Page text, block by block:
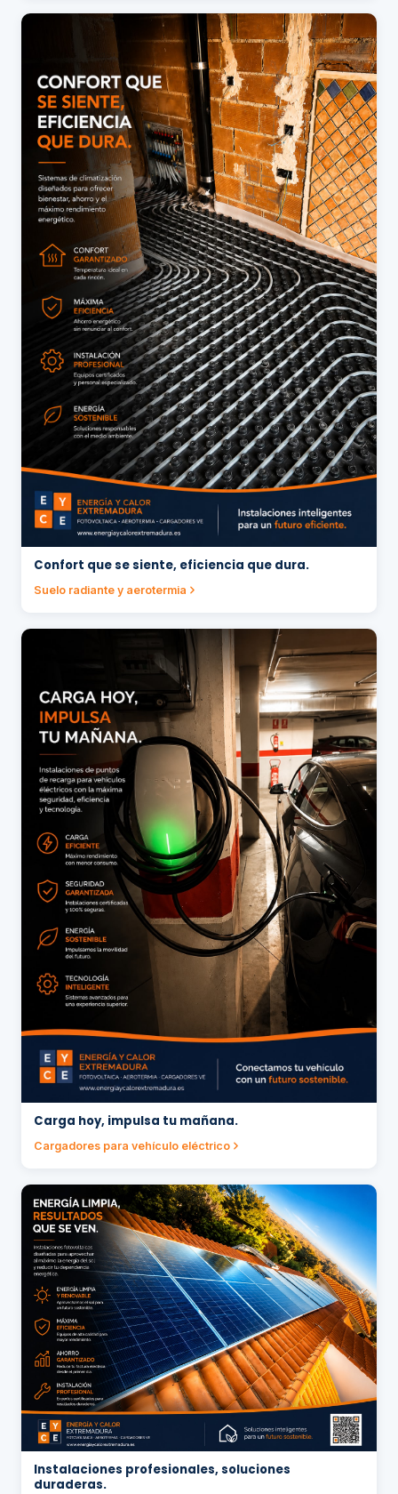
Confort que se siente, eficiencia que dura.
Suelo radiante y aerotermia
Carga hoy, impulsa tu mañana.
Cargadores para vehículo eléctrico
Instalaciones profesionales, soluciones
duraderas.